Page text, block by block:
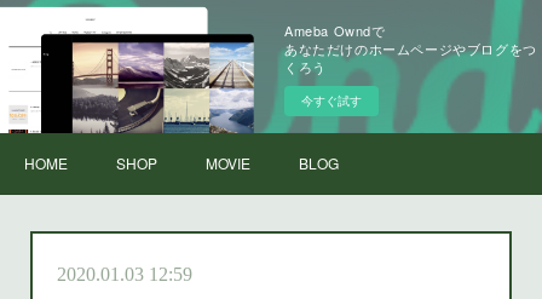
Ameba Owndで
あなただけのホームページやブログをつ
くろう
今すぐ試す
HOME SHOP MOVIE BLOG
2020.01.03 12:59